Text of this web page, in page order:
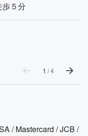
５分
1 /4
/ Mastercard / JCB /